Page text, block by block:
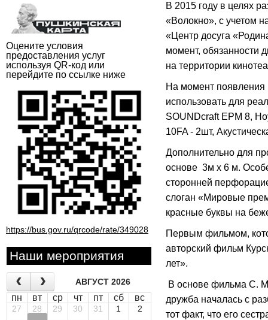
Оцените условия
предоставления услуг
используя QR-код или
перейдите по ссылке ниже
https://bus.gov.ru/qrcode/rate/349028
Наши мероприятия
АВГУСТ 2026
пн вт ср чт пт сб вс
27 28 29 30 31 1 2
В 2015 году в целях
«Волокно», с учетом
«Центр досуга
момент, обязанности
на территории
На момент появления
использовать для
SOUNDcraft EPM 8,
10FA - 2шт,
Дополнительно для
основе 3м х 6 м.
сторонней
слоган «Мировые
красные буквы на
Первым фильмом,
авторский фильм
лет».
В основе фильма С.
дружба началась с
тот факт, что его